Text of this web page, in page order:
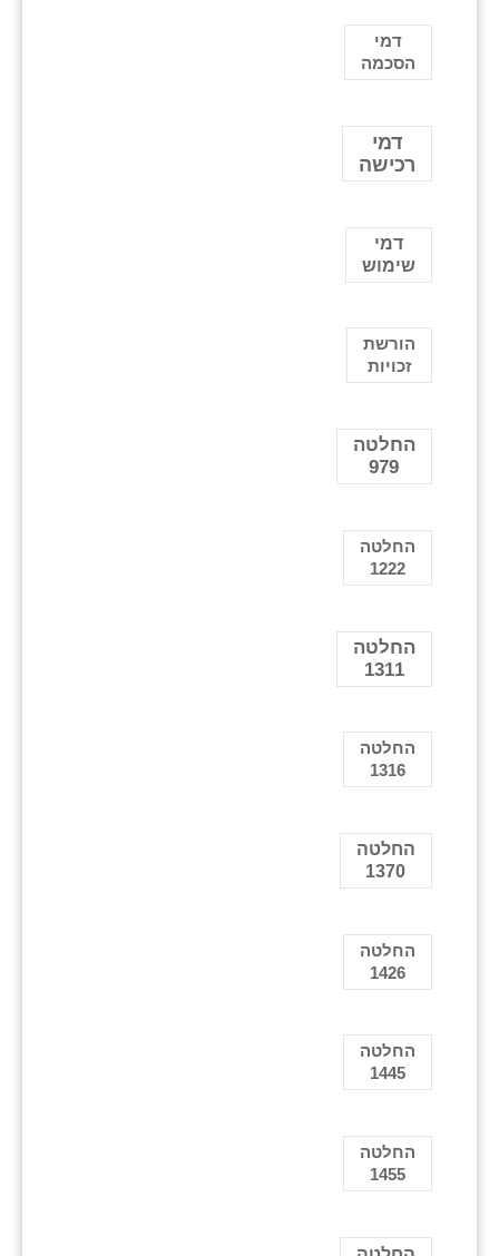
דמי
הסכמה
דמי
רכישה
דמי
שימוש
הורשת
זכויות
החלטה
979
החלטה
1222
החלטה
1311
החלטה
1316
החלטה
1370
החלטה
1426
החלטה
1445
החלטה
1455